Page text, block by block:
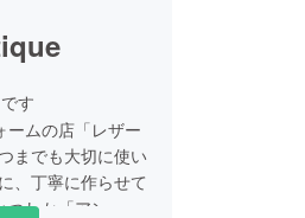
す
ームの店「レザー
までも大切に使い
、丁寧に作らせて
しか「アン